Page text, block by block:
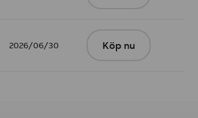
2026/06/30 Köp nu